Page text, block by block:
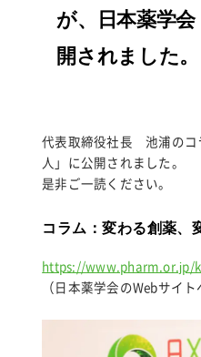
企業情報
お問合せ
が、日本薬学
開されました。
代表取締役社長 池浦のコ
人」に公開されました。
是非ご一読ください。
コラム：変わる創薬、
https://www.pharm.or.jp/
（日本薬学会のWebサイト